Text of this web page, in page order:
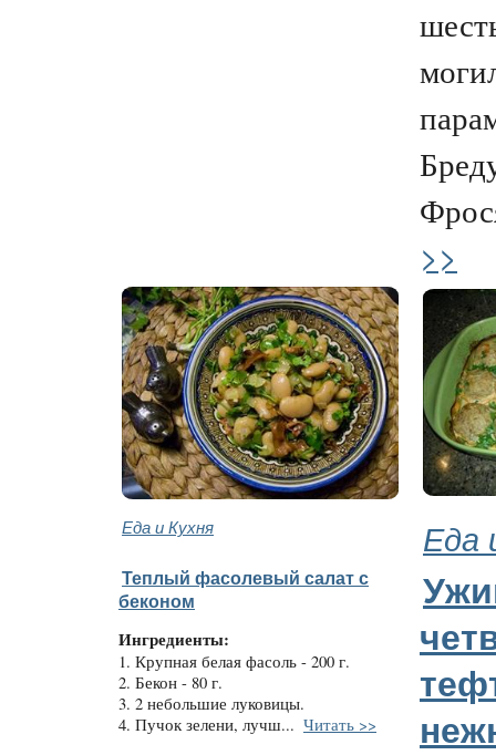
>>
Еда и Кухня Еда
Теплый фасолевый салат с
беконом
Ингредиенты:
1. Крупная белая фасоль - 200 г.
2. Бекон - 80 г.
3. 2 небольшие луковицы.
4. Пучок зелени, лучш... Читать >>